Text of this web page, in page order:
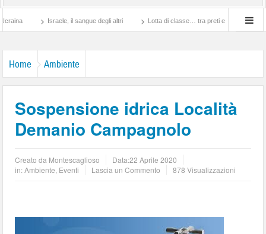
Israele, il sangue degli altri Lotta di classe… tra preti e frati Montescaglioso
Home Ambiente
Sospensione idrica Località
Demanio Campagnolo
Creato da Montescaglioso Data:22 Aprile 2020
in:Ambiente Eventi Lascia un Commento 878 Visualizzazioni